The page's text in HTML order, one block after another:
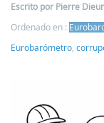
Escrito por Pierre
Ordenado en :
Eurobarómetro,